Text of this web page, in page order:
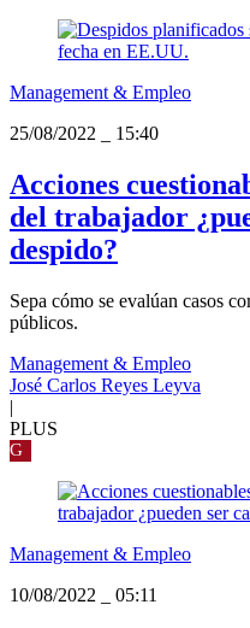
Management & Empleo
25/08/2022
15:40
Acciones
del trabajador
despido?
Sepa cómo se evalúan casos
públicos.
Management & Empleo
José Carlos Reyes Leyva
|
PLUS
G
Management & Empleo
10/08/2022
05:11